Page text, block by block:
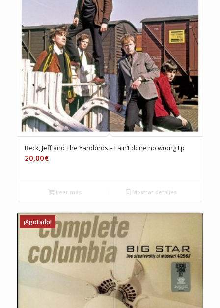
Beck, Jeff and The Yardbirds – I ain’t done no wrong Lp
20,00€
Leer más Mostrar detalles
¡Agotado!